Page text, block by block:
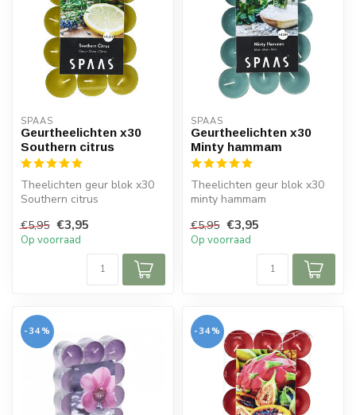
SPAAS
Geurtheelichten x30
Southern citrus
Theelichten geur blok x30
Southern citrus
€5,95 €3,95
Op voorraad
SPAAS
Geurtheelichten x30
Minty hammam
Theelichten geur blok x30
minty hammam
€5,95 €3,95
Op voorraad
-34% -34%